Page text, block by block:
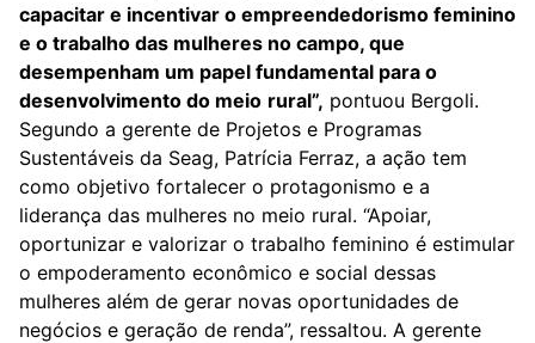
capacitar e incentivar o empreendedorismo feminino
e o trabalho das mulheres no campo, que
desempenham um papel fundamental para o
desenvolvimento do meio rural”, pontuou Bergoli.
Segundo a gerente de Projetos e Programas
Sustentáveis da Seag, Patrícia Ferraz, a ação tem
como objetivo fortalecer o protagonismo e a
liderança das mulheres no meio rural. “Apoiar,
oportunizar e valorizar o trabalho feminino é estimular
o empoderamento econômico e social dessas
mulheres além de gerar novas oportunidades de
negócios e geração de renda”, ressaltou. A gerente